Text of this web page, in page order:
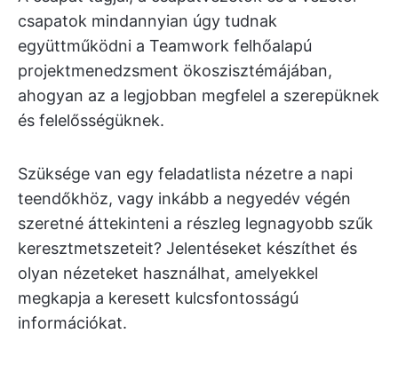
csapatok mindannyian úgy tudnak
együttműködni a Teamwork felhőalapú
projektmenedzsment ökoszisztémájában,
ahogyan az a legjobban megfelel a szerepüknek
és felelősségüknek.
Szüksége van egy feladatlista nézetre a napi
teendőkhöz, vagy inkább a negyedév végén
szeretné áttekinteni a részleg legnagyobb szűk
keresztmetszeteit? Jelentéseket készíthet és
olyan nézeteket használhat, amelyekkel
megkapja a keresett kulcsfontosságú
információkat.